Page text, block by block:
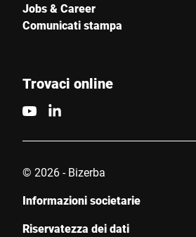
Autorizzo l’utilizzo dei miei dati per
Ulteriori informazioni sono disponibili in
Anti-Robot Verification
Jobs & Career
Comunicati stampa
Trovaci online
© 2026 - Bizerba
Informazioni societarie
Riservatezza dei dati